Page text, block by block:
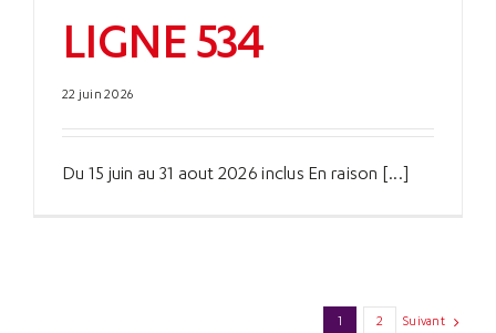
LIGNE 534
22 juin 2026
Du 15 juin au 31 aout 2026 inclus En raison [...]
1 2 Suivant